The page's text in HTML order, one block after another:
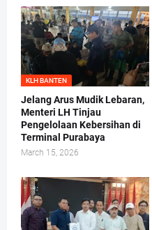
KLH BANTEN
Jelang Arus Mudik Lebaran,
Menteri LH Tinjau
Pengelolaan Kebersihan di
Terminal Purabaya
March 15, 2026